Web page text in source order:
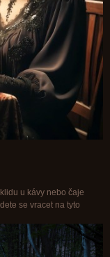
u kávy nebo čaje
se vracet na tyto